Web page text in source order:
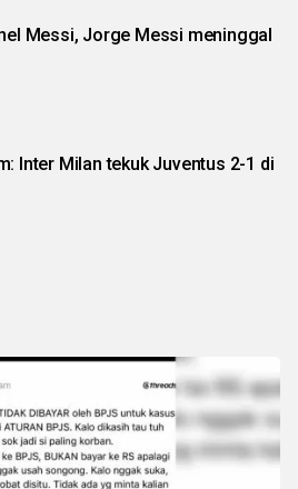
Messi, Jorge Messi meninggal
Inter Milan tekuk Juventus 2-1 di